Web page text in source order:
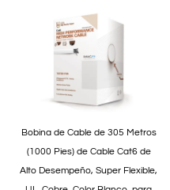
Bobina de Cable de 305 Metros
(1000 Pies) de Cable Cat6 de
Alto Desempeño, Super Flexible,